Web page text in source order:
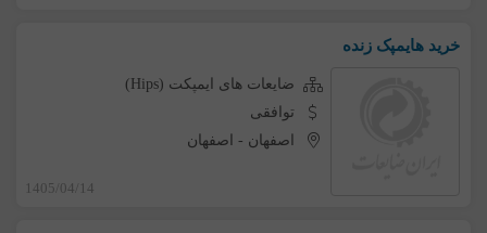
خرید هایمپک زنده
ضایعات های ایمپکت (Hips)
توافقی
اصفهان - اصفهان
1405/04/14